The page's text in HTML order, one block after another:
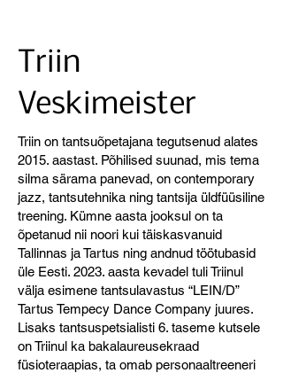
Triin
Veskimeister
Triin on tantsuõpetajana tegutsenud alates
2015. aastast. Põhilised suunad, mis tema
silma särama panevad, on contemporary
jazz, tantsutehnika ning tantsija üldfüüsiline
treening. Kümne aasta jooksul on ta
õpetanud nii noori kui täiskasvanuid
Tallinnas ja Tartus ning andnud töötubasid
üle Eesti. 2023. aasta kevadel tuli Triinul
välja esimene tantsulavastus “LEIN/D”
Tartus Tempecy Dance Company juures.
Lisaks tantsuspetsialisti 6. taseme kutsele
on Triinul ka bakalaureusekraad
füsioteraapias, ta omab personaaltreeneri